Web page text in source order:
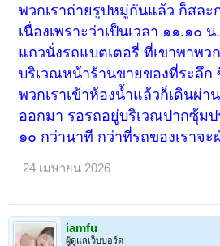
พวกเราถ่ายรูปหมู่กันแล้ว ก็สละ
เนื่องเพราะว่าเป็นเวลา ๑๑.๑๐
แถวนั่งรถแบตเตอรี่ ที่เขาพาพว
บริเวณหน้าร้านขายของที่ระลึก
พวกเราเข้าห้องน้ำแล้วก็เดินผ่า
ออกมา รอรถอยู่บริเวณปากซุ้มป
๑๐ กว่านาที กว่าที่รถของเราจ
24 เมษายน 2026
iamfu
ผู้ดูแลเว็บบอร์ด